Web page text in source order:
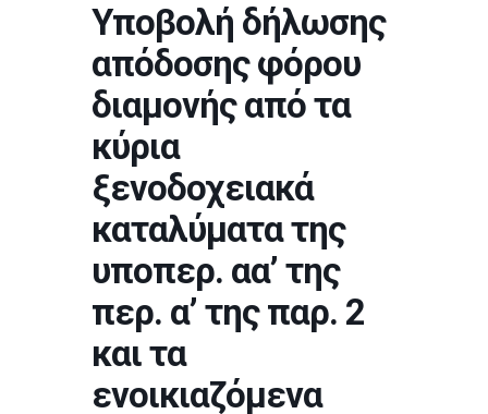
Υποβολή δήλωσης
απόδοσης φόρου
διαμονής από τα
κύρια
ξενοδοχειακά
καταλύματα της
υποπερ. αα’ της
περ. α’ της παρ. 2
και τα
ενοικιαζόμενα